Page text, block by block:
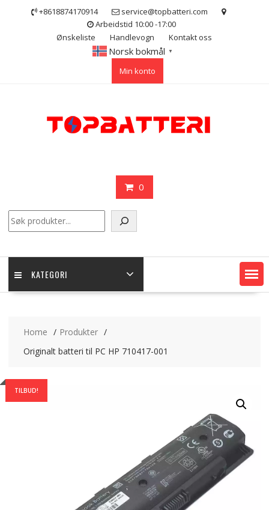
+8618874170914
service@topbatteri.com
Arbeidstid 10:00 -17:00
Ønskeliste
Handlevogn Kontakt oss
Norsk bokmål ▼
Min konto
0
KATEGORI
Home
Produkter
Originalt batteri til PC HP 710417-001
TILBUD!